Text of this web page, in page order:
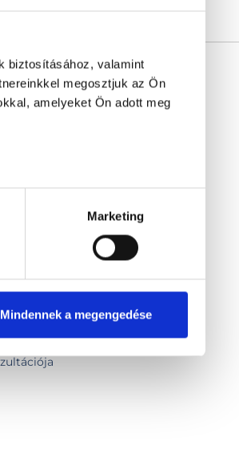
biztosításához, valamint
megosztjuk az Ön
amelyeket Ön adott meg
Marketing
Mindennek a megengedése
kezelése